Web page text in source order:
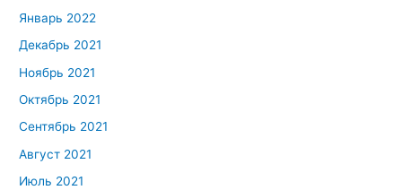
Январь 2022
Декабрь 2021
Ноябрь 2021
Октябрь 2021
Сентябрь 2021
Август 2021
Июль 2021